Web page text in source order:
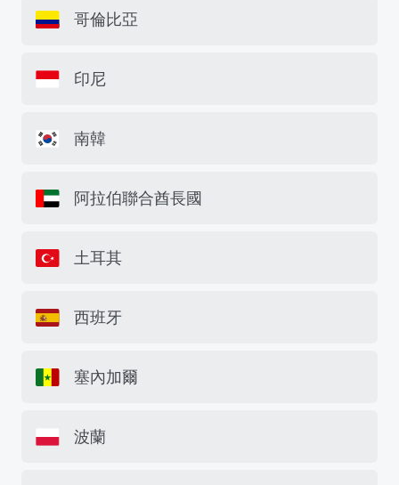
哥倫比亞
印尼
南韓
阿拉伯聯合酋長國
土耳其
西班牙
塞內加爾
波蘭